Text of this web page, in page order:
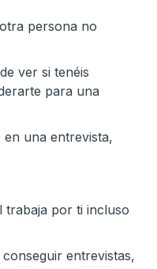
persona no
ver si tenéis
para una
una entrevista,
trabaja por ti incluso
entrevistas,